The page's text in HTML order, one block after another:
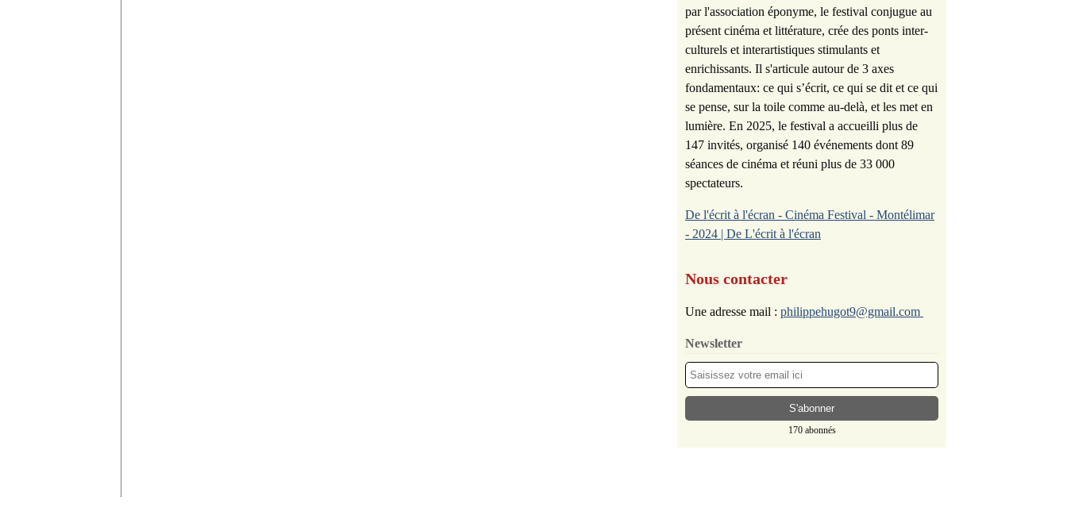
par l'association éponyme, le festival conjugue au
présent cinéma et littérature, crée des ponts inter-
culturels et interartistiques stimulants et
enrichissants. Il s'articule autour de 3 axes
fondamentaux: ce qui s’écrit, ce qui se dit et ce qui
se pense, sur la toile comme au-delà, et les met en
lumière. En 2025, le festival a accueilli plus de
147 invités, organisé 140 événements dont 89
séances de cinéma et réuni plus de 33 000
spectateurs.
De l'écrit à l'écran - Cinéma Festival - Montélimar
- 2024 | De L'écrit à l'écran
Nous contacter
Une adresse mail : philippehugot9@gmail.com
Newsletter
170 abonnés